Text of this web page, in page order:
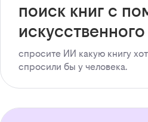
поиск книг с
спросите ИИ какую книгу
спросили бы у человека.